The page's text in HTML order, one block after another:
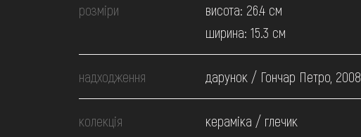
розміри
висота: 26.4 см
ширина: 15.3 см
надходження дарунок / Гончар Петро, 2008
колекція кераміка / глечик